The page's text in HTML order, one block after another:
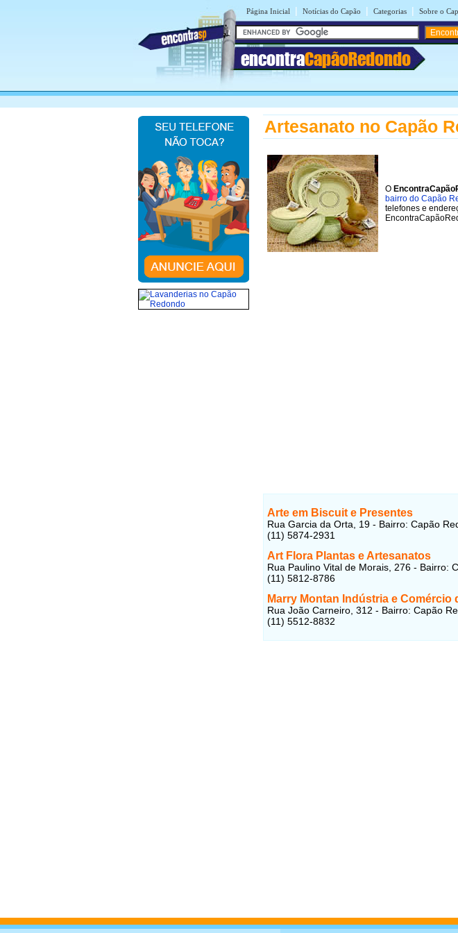
Página Inicial | Notícias do Capão | Categorias | Sobre o
encontraCapãoRedondo
Artesanato no Capão
O
bairro do Capão
telefones e
Arte em Biscuit e Presentes
Rua Garcia da Orta, 19 - Bairro: Capão
(11) 5874-2931
Art Flora Plantas e Artesanatos
Rua Paulino Vital de Morais, 276 - Bairro:
(11) 5812-8786
Marry Montan Indústria e Comércio
Rua João Carneiro, 312 - Bairro: Capão
(11) 5512-8832